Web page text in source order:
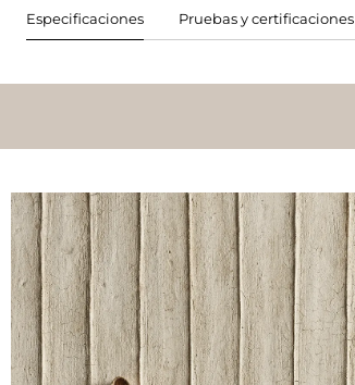
Especificaciones Pruebas y certificaciones